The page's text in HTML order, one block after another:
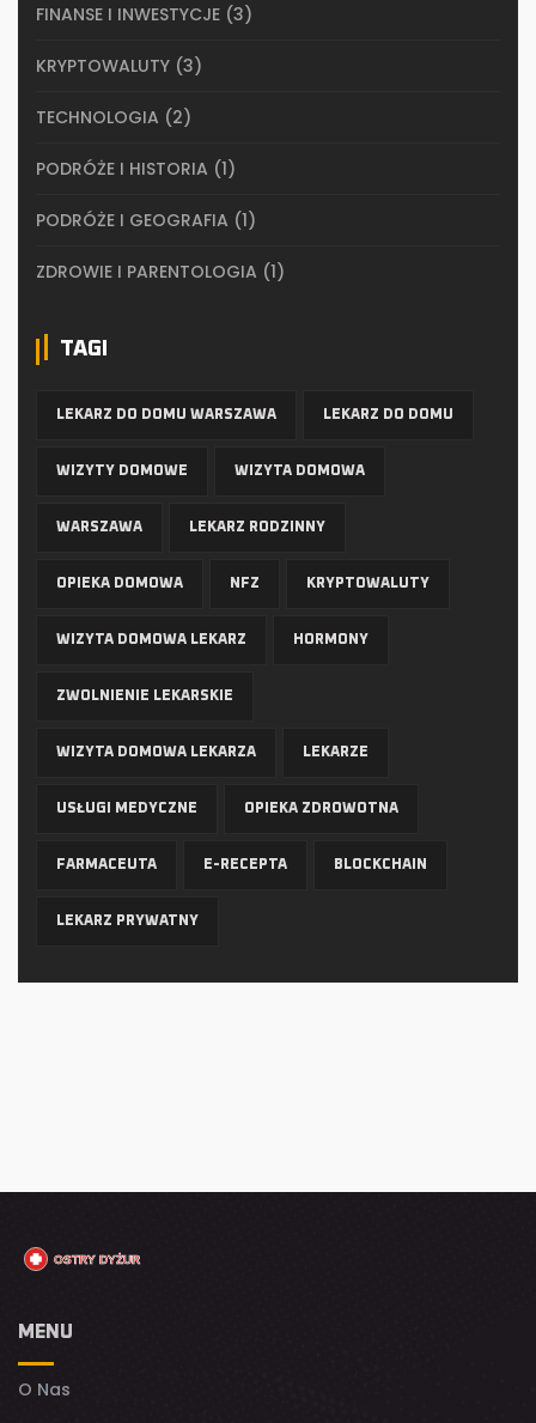
FINANSE I INWESTYCJE (3)
KRYPTOWALUTY (3)
TECHNOLOGIA (2)
PODRÓŻE I HISTORIA (1)
PODRÓŻE I GEOGRAFIA (1)
ZDROWIE I PARENTOLOGIA (1)
TAGI
LEKARZ DO DOMU WARSZAWA LEKARZ DO DOMU
WIZYTY DOMOWE WIZYTA DOMOWA
WARSZAWA LEKARZ RODZINNY
OPIEKA DOMOWA NFZ KRYPTOWALUTY
WIZYTA DOMOWA LEKARZ HORMONY
ZWOLNIENIE LEKARSKIE
WIZYTA DOMOWA LEKARZA LEKARZE
USŁUGI MEDYCZNE OPIEKA ZDROWOTNA
FARMACEUTA E-RECEPTA BLOCKCHAIN
LEKARZ PRYWATNY
MENU
O Nas